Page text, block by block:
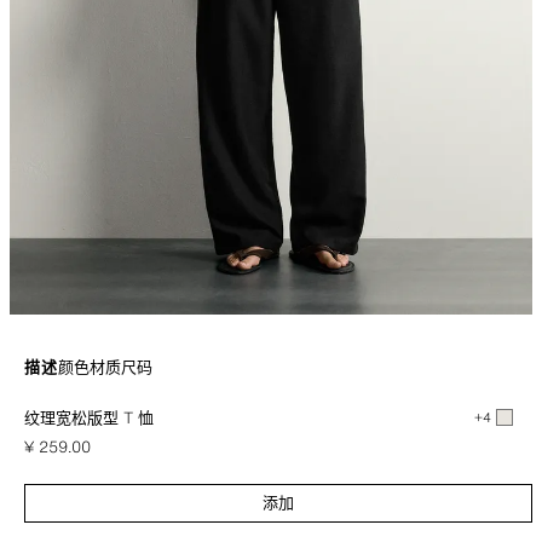
描述颜色材质尺码
棉质面料宽松版型 T 恤。圆领短袖。
磨白色 3992/430/251
纹理宽松版型 T 恤 +4
¥ 259.00
添加
¥